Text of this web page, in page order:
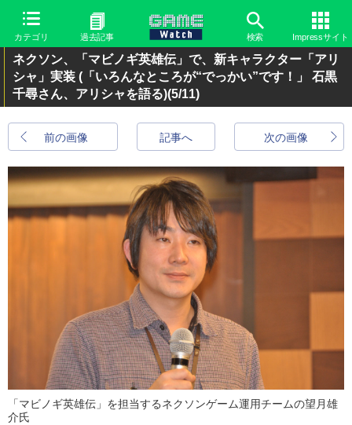
カテゴリ 過去記事 検索 Impressサイト
ネクソン、「マビノギ英雄伝」で、新キャラクター「アリ
シャ」実装 (「いろんなところが“でっかい”です！」 石黒
千尋さん、アリシャを語る)(5/11)
前の画像 次の画像
記事へ
「マビノギ英雄伝」を担当するネクソンゲーム運用チームの望月雄
介氏